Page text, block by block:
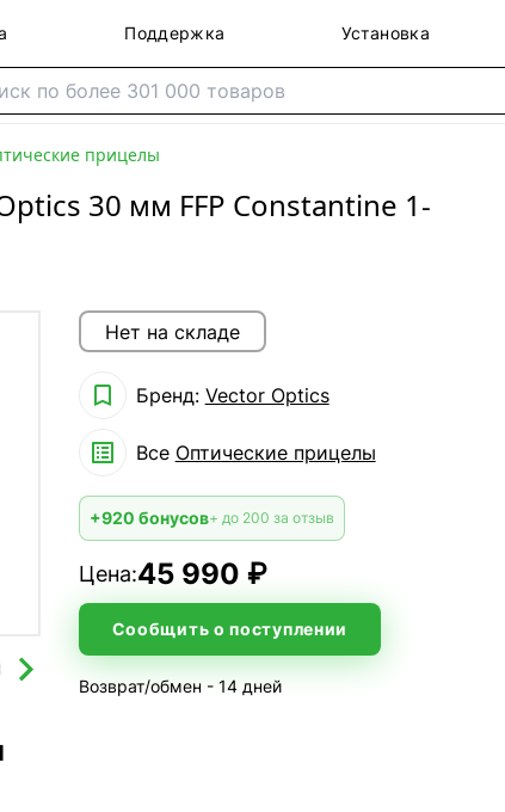
Поддержка Установка
прицелы
30 мм FFP Constantine 1-
Нет на складе
 Бренд: Vector Optics
 Все Оптические прицелы
+920 бонусов+ до 200 за отзыв
Цена:45 990 ₽
Сообщить о поступлении
Возврат/обмен - 14 дней